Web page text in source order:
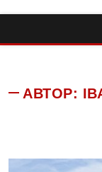
АВТОР: